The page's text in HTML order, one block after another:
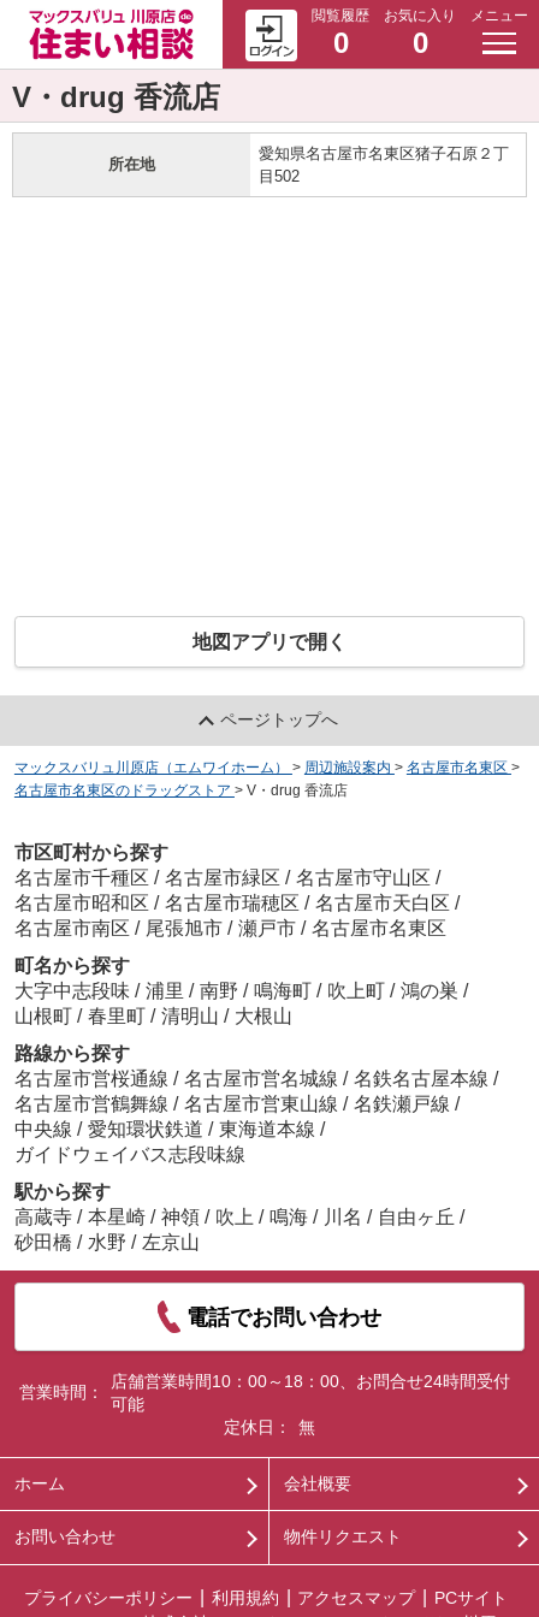
閲覧履歴
0
お気に入り
0
メニュー
V・drug 香流店
所在地
愛知県名古屋市名東区猪子石原２丁
目502
地図アプリで開く
ページトップへ
マックスバリュ川原店（エムワイホーム） > 周辺施設案内 > 名古屋市名東区 >
名古屋市名東区のドラッグストア > V・drug 香流店
市区町村から探す
名古屋市千種区 / 名古屋市緑区 / 名古屋市守山区 /
名古屋市昭和区 / 名古屋市瑞穂区 / 名古屋市天白区 /
名古屋市南区 / 尾張旭市 / 瀬戸市 / 名古屋市名東区
町名から探す
大字中志段味 / 浦里 / 南野 / 鳴海町 / 吹上町 / 鴻の巣 /
山根町 / 春里町 / 清明山 / 大根山
路線から探す
名古屋市営桜通線 / 名古屋市営名城線 / 名鉄名古屋本線 /
名古屋市営鶴舞線 / 名古屋市営東山線 / 名鉄瀬戸線 /
中央線 / 愛知環状鉄道 / 東海道本線 /
ガイドウェイバス志段味線
駅から探す
高蔵寺 / 本星崎 / 神領 / 吹上 / 鳴海 / 川名 / 自由ヶ丘 /
砂田橋 / 水野 / 左京山
電話でお問い合わせ
営業時間：
店舗営業時間10：00～18：00、お問合せ24時間受付
可能
定休日：
無
ホーム 会社概要
お問い合わせ 物件リクエスト
プライバシーポリシー 利用規約 アクセスマップ
PCサイト